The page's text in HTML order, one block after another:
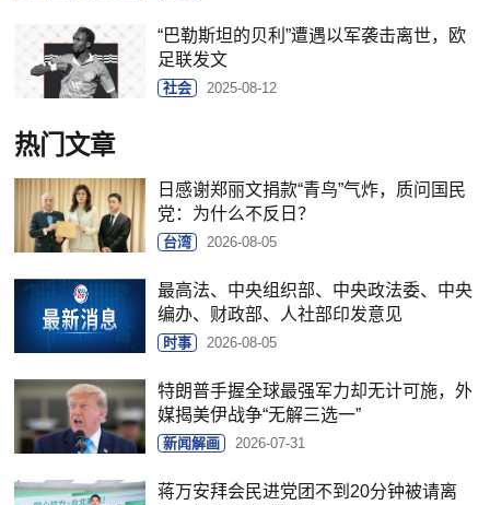
“巴勒斯坦的贝利”遭遇以军袭击离世，欧
足联发文
社会 2025-08-12
热门文章
日感谢郑丽文捐款“青鸟”气炸，质问国民
党：为什么不反日？
台湾 2026-08-05
最高法、中央组织部、中央政法委、中央
编办、财政部、人社部印发意见
时事 2026-08-05
特朗普手握全球最强军力却无计可施，外
媒揭美伊战争“无解三选一”
新闻解画 2026-07-31
蒋万安拜会民进党团不到20分钟被请离